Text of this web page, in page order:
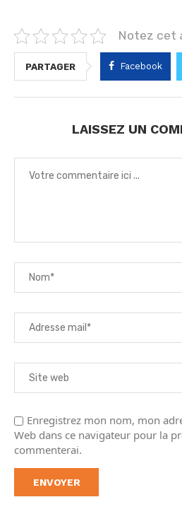
Notez cet
PARTAGER Facebook
LAISSEZ UN
Enregistrez mon nom, mon
Web dans ce navigateur pour la
commenterai.